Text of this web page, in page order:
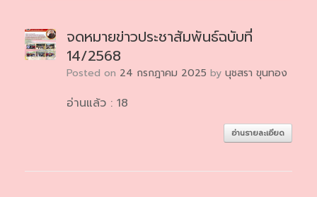
จดหมายข่าวประชาสัมพันธ์ฉบับที่
14/2568
Posted on 24 กรกฎาคม 2025 by นุชสรา ขุนทอง
อ่านแล้ว : 18
อ่านรายละเอียด